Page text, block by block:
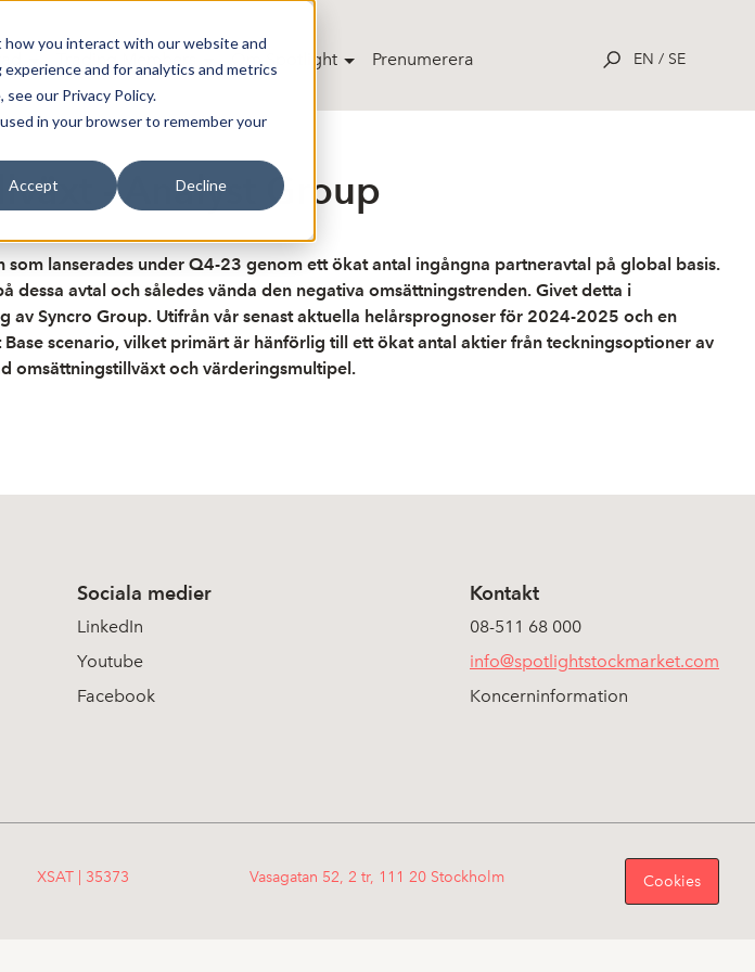
you interact with our website and
and for analytics and metrics
our Privacy Policy.
in your browser to remember your
Accept Decline
Om Spotlight Prenumerera EN / SE
- Analyst Group
lanserades under Q4-23 genom ett ökat antal ingångna partneravtal på global basis.
avtal och således vända den negativa omsättningstrenden. Givet detta i
Syncro Group. Utifrån vår senast aktuella helårsprognoser för 2024-2025 och en
scenario, vilket primärt är hänförlig till ett ökat antal aktier från teckningsoptioner av
omsättningstillväxt och värderingsmultipel.
Sociala medier
LinkedIn
Youtube
Facebook
Kontakt
08-511 68 000
info@spotlightstockmarket.com
Koncerninformation
XSAT | 35373 Vasagatan 52, 2 tr, 111 20 Stockholm Cookies